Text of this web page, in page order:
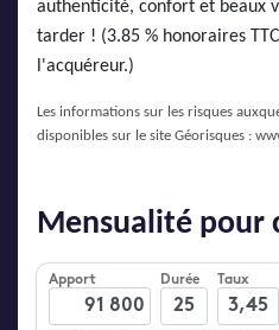
authenticité, confort et beaux
tarder ! (3.85 % honoraires
l'acquéreur.)
Les informations sur les risques
disponibles sur le site Géorisques :
Mensualité pour